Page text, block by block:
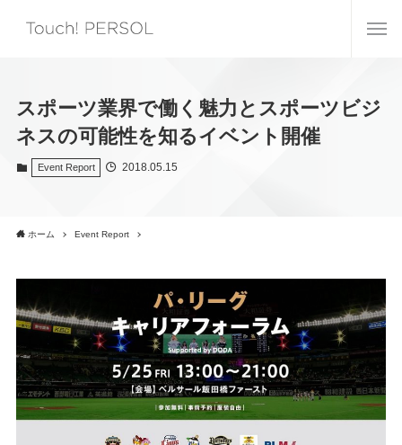
スポーツ業界で働く魅力とスポーツビジ
ネスの可能性を知るイベント開催
Event Report 2018.05.15
ホーム Event Report